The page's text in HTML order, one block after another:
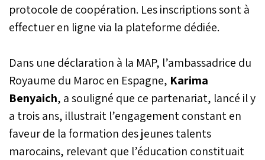
protocole de coopération. Les inscriptions sont à
effectuer en ligne via la plateforme dédiée.
Dans une déclaration à la MAP, l’ambassadrice du
Royaume du Maroc en Espagne, Karima
Benyaich, a souligné que ce partenariat, lancé il y
a trois ans, illustrait l’engagement constant en
faveur de la formation des jeunes talents
marocains, relevant que l’éducation constituait